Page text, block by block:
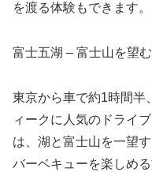
を渡る体験もできます。
富士五湖 – 富士山を望
東京から車で約1時間半
ィークに人気のドライ
は、湖と富士山を一望
バーベキューを楽しめ